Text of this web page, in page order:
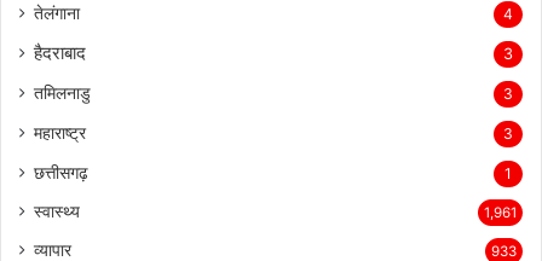
तेलंगाना 4
हैदराबाद 3
तमिलनाडु 3
महाराष्ट्र 3
छत्तीसगढ़ 1
स्वास्थ्य 1,961
व्यापार 933